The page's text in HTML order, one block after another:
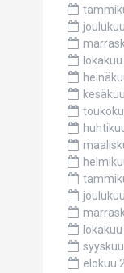
elokuu